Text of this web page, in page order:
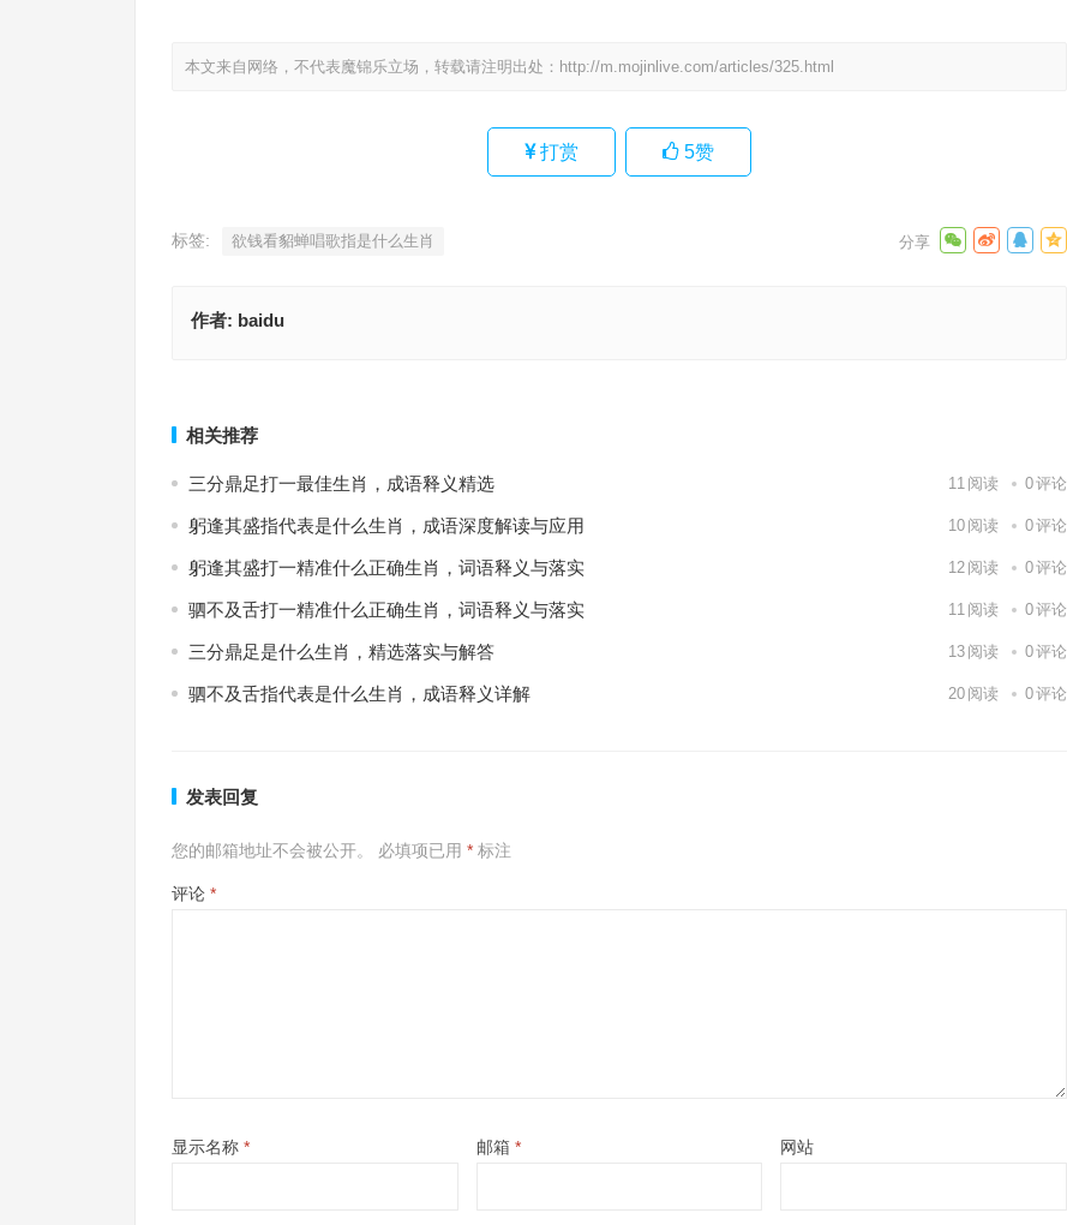
本文来自网络，不代表魔锦乐立场，转载请注明出处： http://m.mojinlive.com/articles/325.html
打赏 5赞
标签: 欲钱看貂蝉唱歌指是什么生肖
作者: baidu
相关推荐
三分鼎足打一最佳生肖，成语释义精选 11 阅读 0评论
躬逢其盛指代表是什么生肖，成语深度解读与应用 10 阅读 0评论
躬逢其盛打一精准什么正确生肖，词语释义与落实 12 阅读 0评论
驷不及舌打一精准什么正确生肖，词语释义与落实 11 阅读 0评论
三分鼎足是什么生肖，精选落实与解答 13 阅读 0评论
驷不及舌指代表是什么生肖，成语释义详解 20 阅读 0评论
发表回复
您的邮箱地址不会被公开。 必填项已用 * 标注
评论 *
显示名称 * 邮箱 * 网站